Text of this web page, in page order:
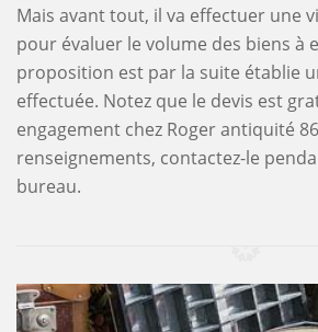
Mais avant tout, il va effectuer une
pour évaluer le volume des biens à
proposition est par la suite établie
effectuée. Notez que le devis est
engagement chez Roger antiquité
renseignements, contactez-le
bureau.